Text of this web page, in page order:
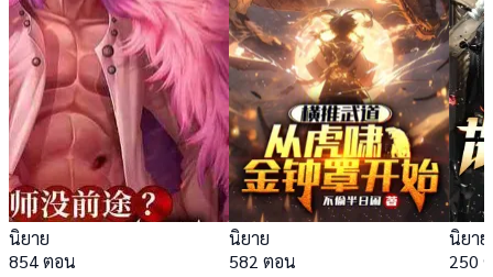
นิยาย
854 ตอน
นิยาย
582 ตอน
นิยาย
250